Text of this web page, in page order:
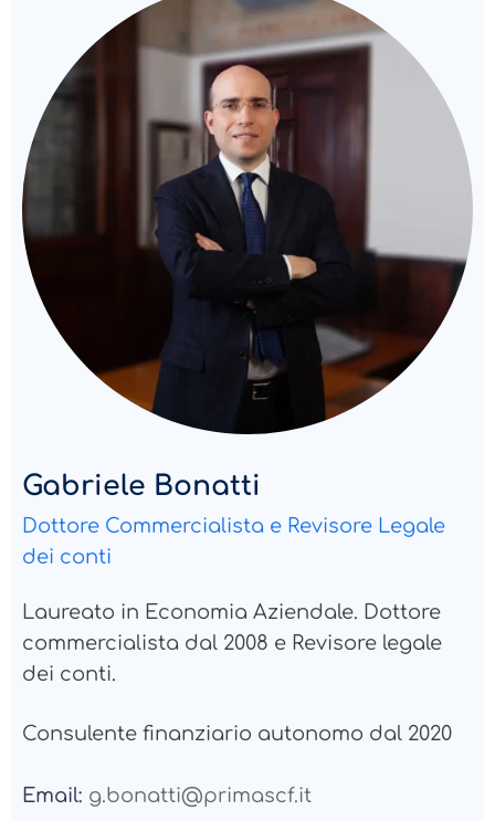
Gabriele Bonatti
Dottore Commercialista e Revisore Legale
dei conti
Laureato in Economia Aziendale. Dottore
commercialista dal 2008 e Revisore legale
dei conti.
Consulente finanziario autonomo dal 2020
Email: g.bonatti@primascf.it